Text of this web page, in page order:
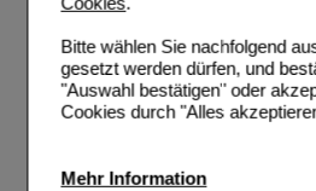
Bitte wählen Sie nachfolgend
gesetzt werden dürfen, und
"Auswahl bestätigen" oder
Cookies durch "Alles
Mehr Information